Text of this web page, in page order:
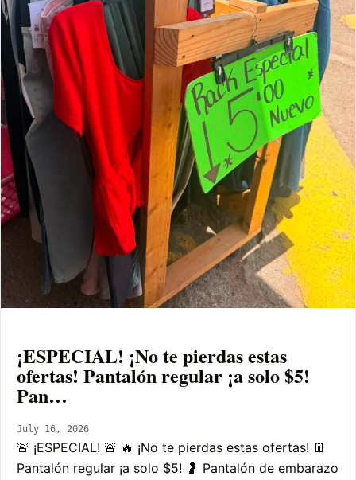
¡ESPECIAL! ¡No te pierdas estas
ofertas! Pantalón regular ¡a solo $5!
Pan…
July 16, 2026
🚨 ¡ESPECIAL! 🚨 🔥 ¡No te pierdas estas ofertas! 👖
Pantalón regular ¡a solo $5! 🤰 Pantalón de embarazo